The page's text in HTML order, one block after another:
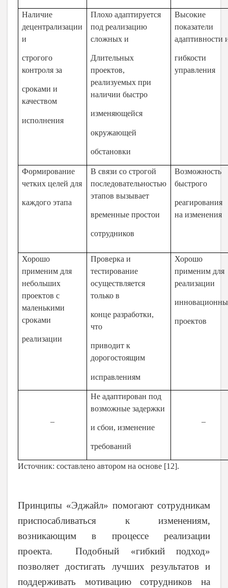
Наличие
децентрализации
и
строгого
контроля за
сроками и
качеством
исполнения
Плохо адаптируется
под реализацию
сложных и
Длительных
проектов,
реализуемых при
наличии быстро
изменяющейся
окружающей
обстановки
Высокие
показатели
адаптивности
гибкости
управления
Формирование
четких целей для
каждого этапа
В связи со строгой
последовательностью
этапов вызывает
временные простои
сотрудников
Возможность
быстрого
реагирования
на изменения
Хорошо
применим для
небольших
проектов с
маленькими
сроками
реализации
Проверка и
тестирование
осуществляется
только в
конце разработки,
что
приводит к
дорогостоящим
исправлениям
Хорошо
применим для
реализации
проектов
–
Не адаптирован под
возможные задержки
и сбои, изменение
требований
–
Источник: составлено автором на основе [12].
Принципы «Эджайл» помогают сотрудникам
приспосабливаться к изменениям,
возникающим в процессе реализации
проекта. Подобный «гибкий подход»
позволяет достигать лучших результатов и
поддерживать мотивацию сотрудников на